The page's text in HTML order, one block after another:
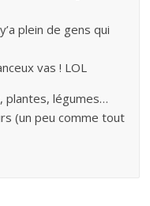
plein de gens qui
vas ! LOL
plantes, légumes…
(un peu comme tout